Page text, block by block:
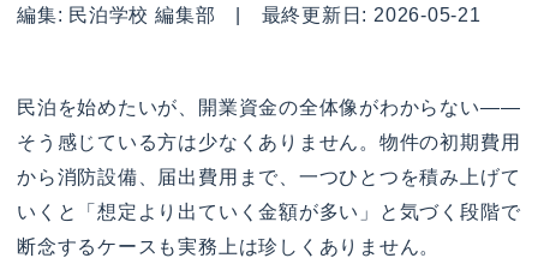
編集: 民泊学校 編集部 | 最終更新日: 2026-05-21
民泊を始めたいが、開業資金の全体像がわからない——
そう感じている方は少なくありません。物件の初期費用
から消防設備、届出費用まで、一つひとつを積み上げて
いくと「想定より出ていく金額が多い」と気づく段階で
断念するケースも実務上は珍しくありません。